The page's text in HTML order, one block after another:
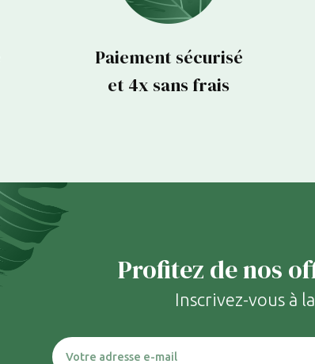
Paiement sécurisé
et 4x sans frais
Profitez de nos
Inscrivez-vous à